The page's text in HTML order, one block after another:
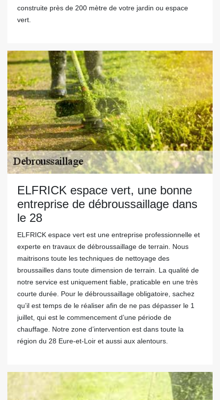
construite près de 200 mètre de votre jardin ou espace
vert.
ELFRICK espace vert, une bonne
entreprise de débroussaillage dans
le 28
ELFRICK espace vert est une entreprise professionnelle et
experte en travaux de débroussaillage de terrain. Nous
maitrisons toute les techniques de nettoyage des
broussailles dans toute dimension de terrain. La qualité de
notre service est uniquement fiable, praticable en une très
courte durée. Pour le débroussaillage obligatoire, sachez
qu’il est temps de le réaliser afin de ne pas dépasser le 1
juillet, qui est le commencement d’une période de
chauffage. Notre zone d’intervention est dans toute la
région du 28 Eure-et-Loir et aussi aux alentours.